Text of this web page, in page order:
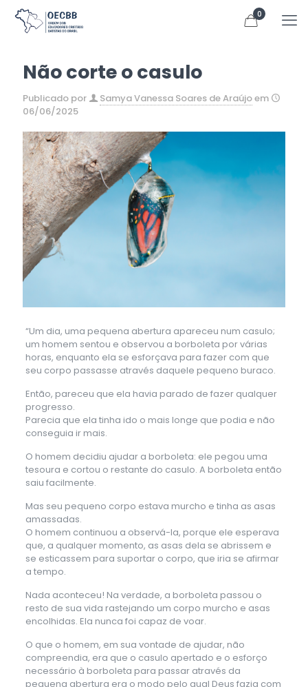
0
Não corte o casulo
Publicado por Samya Vanessa Soares de Araújoem
06/06/2025
“Um dia, uma pequena abertura apareceu num casulo;
um homem sentou e observou a borboleta por várias
horas, enquanto ela se esforçava para fazer com que
seu corpo passasse através daquele pequeno buraco.
Então, pareceu que ela havia parado de fazer qualquer
progresso.
Parecia que ela tinha ido o mais longe que podia e não
conseguia ir mais.
O homem decidiu ajudar a borboleta: ele pegou uma
tesoura e cortou o restante do casulo. A borboleta então
saiu facilmente.
Mas seu pequeno corpo estava murcho e tinha as asas
amassadas.
O homem continuou a observá-la, porque ele esperava
que, a qualquer momento, as asas dela se abrissem e
se esticassem para suportar o corpo, que iria se afirmar
a tempo.
Nada aconteceu! Na verdade, a borboleta passou o
resto de sua vida rastejando um corpo murcho e asas
encolhidas. Ela nunca foi capaz de voar.
O que o homem, em sua vontade de ajudar, não
compreendia, era que o casulo apertado e o esforço
necessário à borboleta para passar através da
pequena abertura era o modo pelo qual Deus fazia com